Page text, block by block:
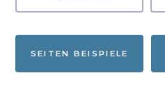
SEITEN BEISPIELE